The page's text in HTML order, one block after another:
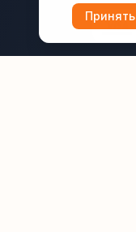
Принять